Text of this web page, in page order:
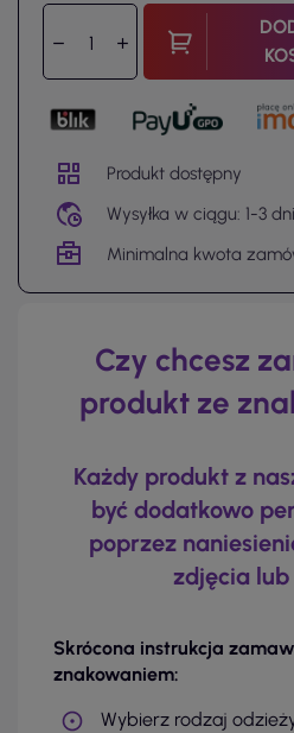
Produkt dostępny
Wysyłka w ciągu: 1-3 dni
Minimalna kwota
Czy chcesz
produkt ze
Każdy produkt z
być dodatkowo
poprzez
zdjęcia
Skrócona instrukcja
znakowaniem:
Wybierz rodzaj